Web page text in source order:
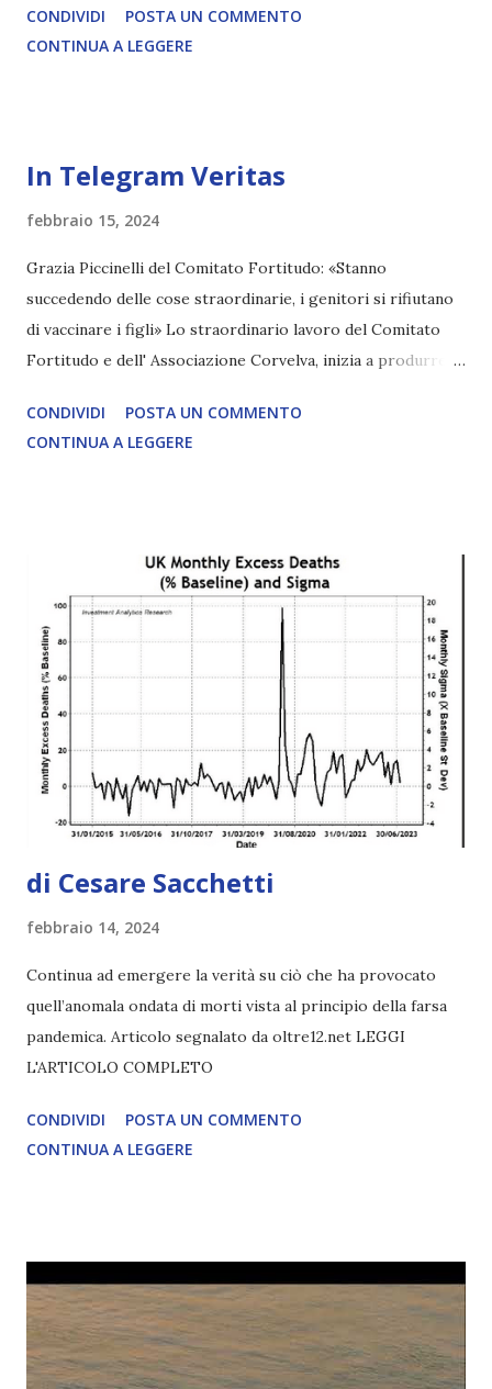
CONDIVIDI
POSTA UN COMMENTO
CONTINUA A LEGGERE
In Telegram Veritas
febbraio 15, 2024
Grazia Piccinelli del Comitato Fortitudo: «Stanno
succedendo delle cose straordinarie, i genitori si rifiutano
di vaccinare i figli» Lo straordinario lavoro del Comitato
Fortitudo e dell' Associazione Corvelva, inizia a produrre
killer ed allo stesso tempo colpire Big Pharma
finanziariamente, è nella Nostra Agenda: l'unica che conta
dal suo naso. C'è anche un'altra ottima notizia che riguarda
questa evoluzione: una volta partita, non vi è alcun modo di
fermarla. Sempre ed a spron battuto: #stopleggelorenzin .
Info: Comitato Fortitudo 🔗 In_Telegram_Veritas Articolo
segnalato da oltre12.net LEGGI L'ARTICOLO COMPLETO
CONDIVIDI
POSTA UN COMMENTO
CONTINUA A LEGGERE
di Cesare Sacchetti
febbraio 14, 2024
Continua ad emergere la verità su ciò che ha provocato
quell’anomala ondata di morti vista al principio della farsa
pandemica. Articolo segnalato da oltre12.net LEGGI
L'ARTICOLO COMPLETO
CONDIVIDI
POSTA UN COMMENTO
CONTINUA A LEGGERE